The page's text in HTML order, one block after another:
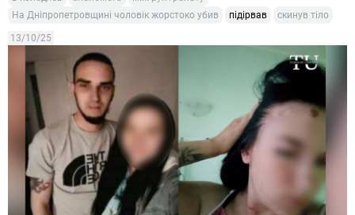
На Дніпропетровщині чоловік жорстоко убив
підірвав скинув тіло
13/10/25